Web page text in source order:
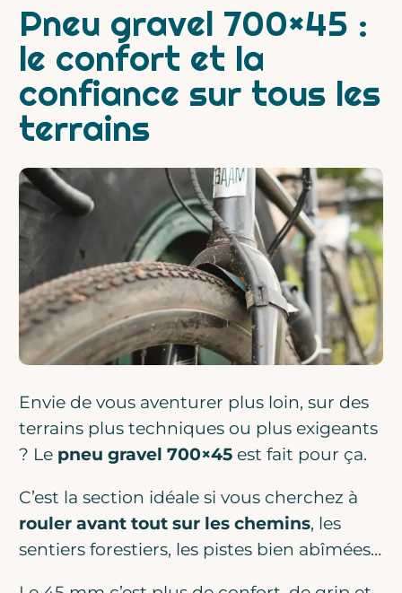
Pneu gravel 700×45 :
le confort et la
confiance sur tous les
terrains
Envie de vous aventurer plus loin, sur des
terrains plus techniques ou plus exigeants
? Le pneu gravel 700×45 est fait pour ça.
C’est la section idéale si vous cherchez à
rouler avant tout sur les chemins, les
sentiers forestiers, les pistes bien abîmées…